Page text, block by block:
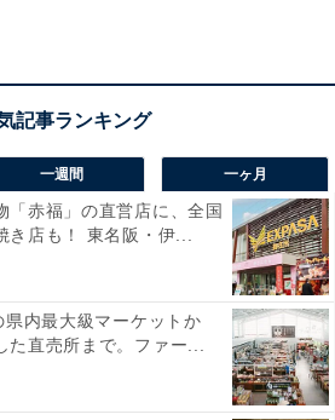
」
ュース編集部が実施したアンケー
うな評価が寄せられています。
アニメに出てたから」（20代女
一週間 一ヶ月
「赤福」の直営店に、全国
き店も！ 東名阪・伊...
県内最大級マーケットか
た直売所まで。ファー...